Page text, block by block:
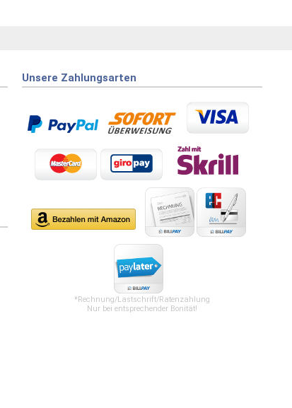
Unsere Zahlungsarten
*Rechnung/Lastschrift/Ratenzahlung
Nur bei entsprechender Bonität!